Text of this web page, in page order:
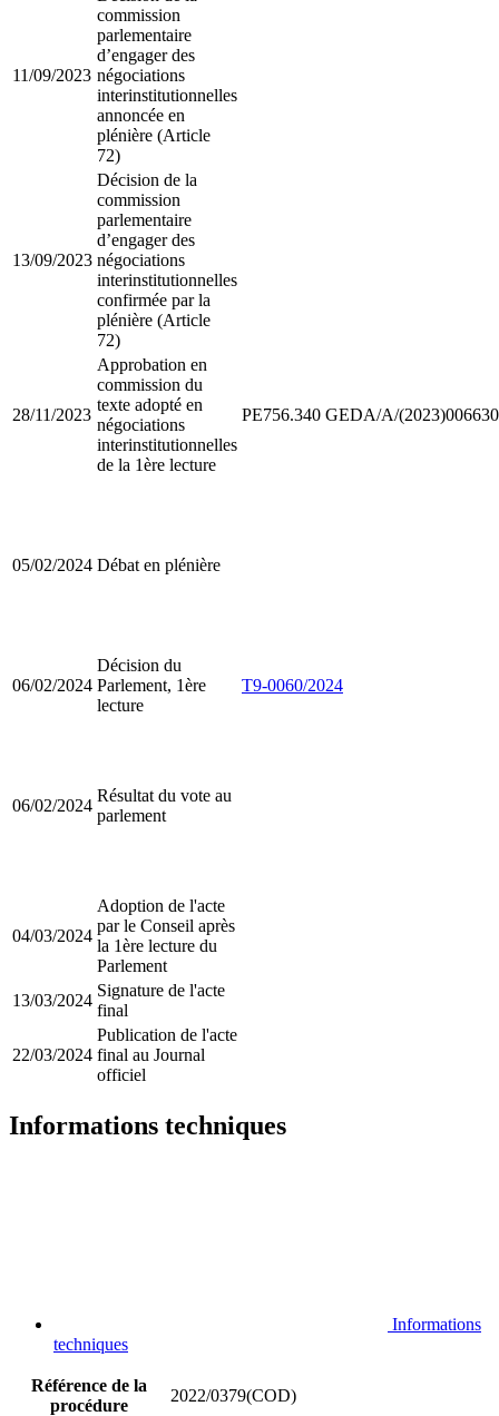
11/09/2023
commission
parlementaire
d’engager des
négociations
interinstitutionnelles
annoncée en
plénière (Article
72)
13/09/2023
Décision de la
commission
parlementaire
d’engager des
négociations
interinstitutionnelles
confirmée par la
plénière (Article
72)
28/11/2023
Approbation en
commission du
texte adopté en
négociations
interinstitutionnelles
de la 1ère lecture
PE756.340 GEDA/A/(2023)006630
05/02/2024 Débat en plénière
06/02/2024
Décision du
Parlement, 1ère
lecture
T9-0060/2024
06/02/2024
Résultat du vote au
parlement
04/03/2024
Adoption de l'acte
par le Conseil après
la 1ère lecture du
Parlement
13/03/2024
Signature de l'acte
final
22/03/2024
Publication de l'acte
final au Journal
officiel
Informations techniques
Informations
techniques
Référence de la
procédure
2022/0379(COD)